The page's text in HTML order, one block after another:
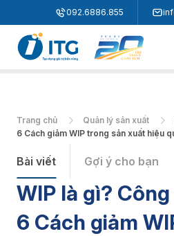
092.6886.855
Trang chủ Quản lý sản xuất
6 Cách giảm WIP trong sản xuất hiệu
Bài viết Gợi ý cho bạn
WIP là gì?
6 Cách giảm